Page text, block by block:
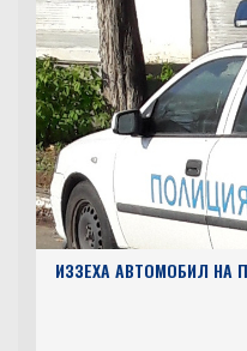
ИЗЗЕХА АВТОМОБИЛ НА